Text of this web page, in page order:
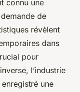
connu une
de
révèlent
dans
pour
l’industrie
une